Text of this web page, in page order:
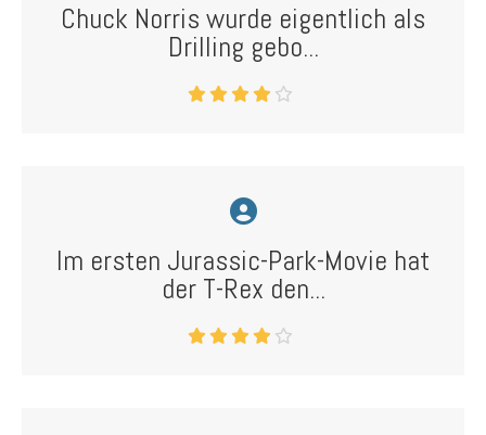
Chuck Norris wurde eigentlich als
Drilling gebo...
Im ersten Jurassic-Park-Movie hat
der T-Rex den...